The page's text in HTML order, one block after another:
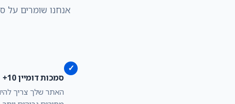
אנחנו שומרים על
✓
סמכות דומיין 10+